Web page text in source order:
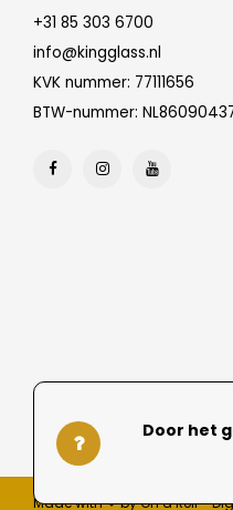
+31 85 303 6700
info@kingglass.nl
KVK nummer: 77111656
BTW-nummer:
Made with ❤ by On a Roll -
Door het